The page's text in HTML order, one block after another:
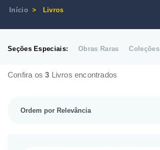
Início Livros
Seções Especiais: Obras Raras Coleções
Confira os3 Livros encontrados